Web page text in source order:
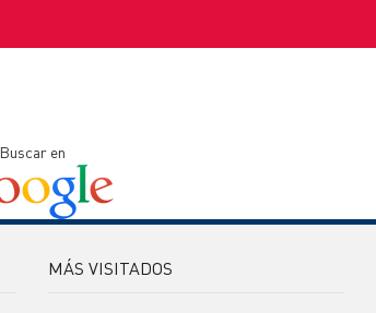
Buscar en
MÁS VISITADOS